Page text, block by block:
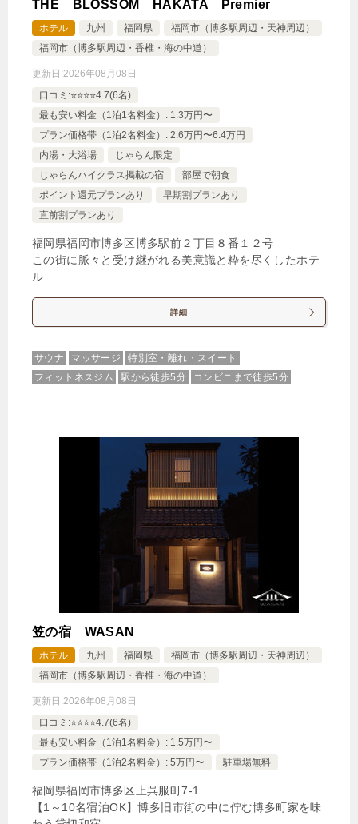
THE BLOSSOM HAKATA Premier
ホテル 九州 福岡県
福岡市（博多駅周辺・天神周辺）
福岡市（博多駅周辺・香椎・海の中道）
更新日:2026年08月08日
口コミ:⭐️⭐️⭐️⭐️4.7(6名)
最も安い料金（1泊1名料金）: 1.3万円〜
プラン価格帯（1泊2名料金）: 2.6万円〜6.4万円
内湯・大浴場
じゃらん限定
じゃらんハイクラス掲載の宿
部屋で朝食
ポイント還元プランあり
早期割プランあり
直前割プランあり
福岡県福岡市博多区博多駅前２丁目８番１２号
この街に脈々と受け継がれる美意識と粋を尽くしたホテ
ル
詳細
サウナ マッサージ
特別室・離れ・スイート
フィットネスジム
駅から徒歩5分 コンビニまで徒歩5分
笠の宿 WASAN
ホテル 九州 福岡県
福岡市（博多駅周辺・天神周辺）
福岡市（博多駅周辺・香椎・海の中道）
更新日:2026年08月08日
口コミ:⭐️⭐️⭐️⭐️4.7(6名)
最も安い料金（1泊1名料金）: 1.5万円〜
プラン価格帯（1泊2名料金）: 5万円〜
駐車場無料
福岡県福岡市博多区上呉服町7‐1
【1～10名宿泊OK】博多旧市街の中に佇む博多町家を味